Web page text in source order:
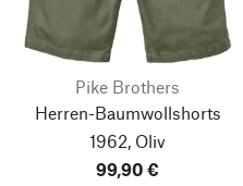
Pike Brothers
Herren-Baumwollshorts
1962, Oliv
99,90 €